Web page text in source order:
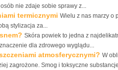
nie zdaje sobie sprawy z...
termicznymi Wielu z nas marzy o
stylizacja za...
Skóra powiek to jedna z
dla zdrowego wyglądu...
atmosferycznymi? W
zagrożone. Smog i toksyczne